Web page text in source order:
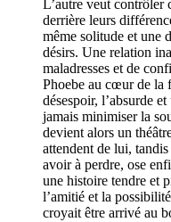
L’autre veut contrôler
derrière leurs
même solitude et une
désirs. Une relation
maladresses et de
Phoebe au cœur de la
désespoir, l’absurde
jamais minimiser la
devient alors un
attendent de lui,
avoir à perdre, ose
une histoire tendre et
l’amitié et la
croyait être arrivé au